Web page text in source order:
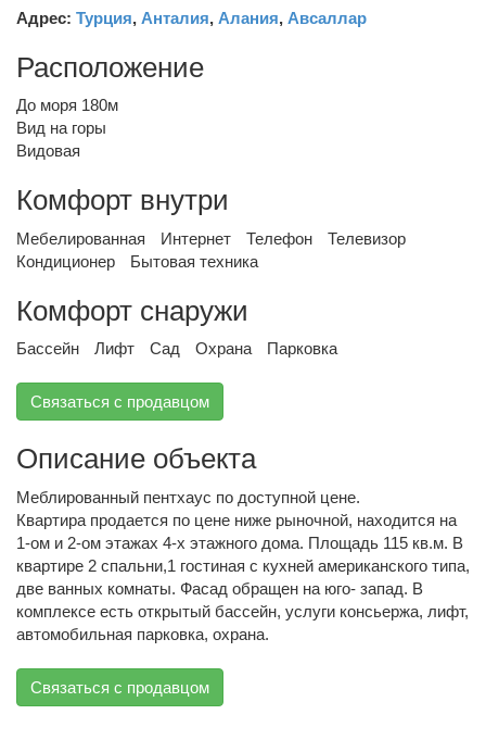
Адрес: Турция, Анталия, Алания, Авсаллар
Расположение
До моря 180м
Вид на горы
Видовая
Комфорт внутри
Мебелированная Интернет Телефон
Телевизор
Кондиционер
Бытовая техника
Комфорт снаружи
Бассейн Лифт Сад Охрана Парковка
Связаться с продавцом
Описание объекта
Меблированный пентхаус по доступной цене.
Квартира продается по цене ниже рыночной, находится на
1-ом и 2-ом этажах 4-х этажного дома. Площадь 115 кв.м. В
квартире 2 спальни,1 гостиная с кухней американского типа,
две ванных комнаты. Фасад обращен на юго- запад. В
комплексе есть открытый бассейн, услуги консьержа, лифт,
автомобильная парковка, охрана.
Связаться с продавцом